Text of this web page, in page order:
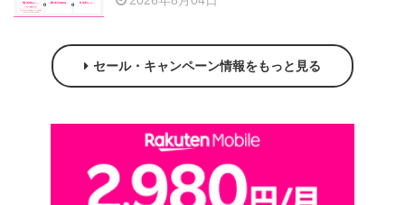
セール・キャンペーン情報をもっと見る